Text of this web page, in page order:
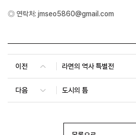
◎ 연락처: jmseo5860@gmail.com
이전 라면의 역사 특별전
다음 도시의 틈